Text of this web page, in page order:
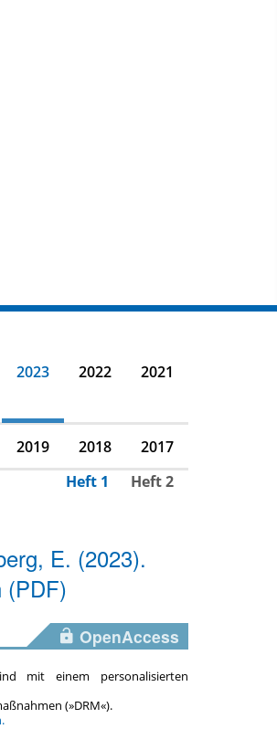
2023 2022 2021
2019 2018 2017
Heft 1 Heft 2
E. (2023).
(PDF)
OpenAccess
mit einem personalisierten
(»DRM«).